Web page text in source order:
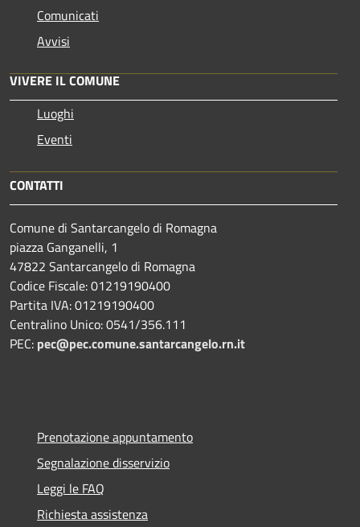
Comunicati
Avvisi
VIVERE IL COMUNE
Luoghi
Eventi
CONTATTI
Comune di Santarcangelo di Romagna
piazza Ganganelli, 1
47822 Santarcangelo di Romagna
Codice Fiscale: 01219190400
Partita IVA: 01219190400
Centralino Unico: 0541/356.111
PEC: pec@pec.comune.santarcangelo.rn.it
Prenotazione appuntamento
Segnalazione disservizio
Leggi le FAQ
Richiesta assistenza